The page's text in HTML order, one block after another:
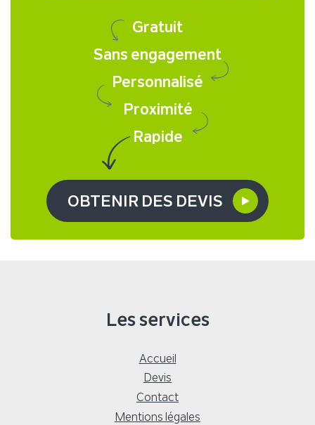
Gratuit
Sans engagement
Personnalisé
Proximité
Rapide
OBTENIR DES DEVIS
Les services
Accueil
Devis
Contact
Mentions légales